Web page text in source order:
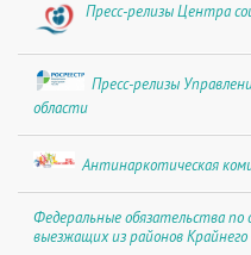
Пресс-релизы Центра
Пресс-релизы
области
Антинаркотическая
Федеральные обязательства
выезжащих из районов Крайнего